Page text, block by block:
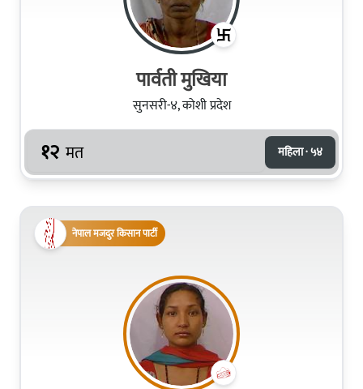
पार्वती मुखिया
सुनसरी-४, कोशी प्रदेश
१२ मत महिला · ५४
नेपाल मजदुर किसान पार्टी